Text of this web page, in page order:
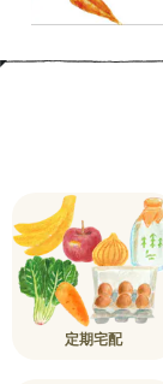
定期宅配